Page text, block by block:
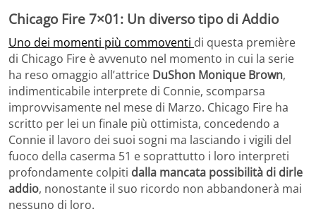
Chicago Fire 7×01: Un diverso tipo di Addio
Uno dei momenti più commoventi di questa première
di Chicago Fire è avvenuto nel momento in cui la serie
ha reso omaggio all’attrice DuShon Monique Brown,
indimenticabile interprete di Connie, scomparsa
improvvisamente nel mese di Marzo. Chicago Fire ha
scritto per lei un finale più ottimista, concedendo a
Connie il lavoro dei suoi sogni ma lasciando i vigili del
fuoco della caserma 51 e soprattutto i loro interpreti
profondamente colpiti dalla mancata possibilità di dirle
addio, nonostante il suo ricordo non abbandonerà mai
nessuno di loro.